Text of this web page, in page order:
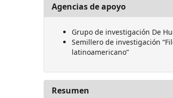
Agencias de apoyo
Grupo de investigación De
Semillero de investigación
latinoamericano”
Resumen